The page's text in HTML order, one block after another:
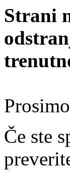
Strani
Če ste